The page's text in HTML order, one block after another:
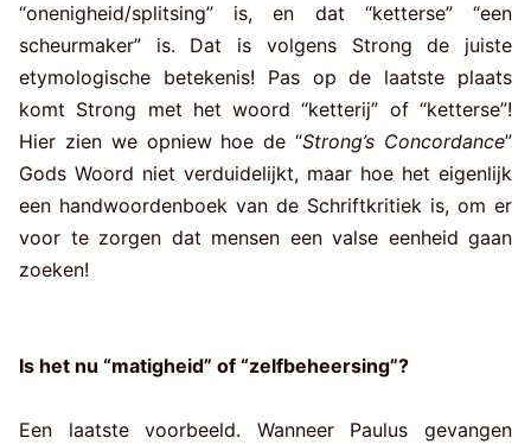
“onenigheid/splitsing” is, en dat “ketterse” “een
scheurmaker” is. Dat is volgens Strong de juiste
etymologische betekenis! Pas op de laatste plaats
komt Strong met het woord “ketterij” of “ketterse”!
Hier zien we opniew hoe de “Strong’s Concordance”
Gods Woord niet verduidelijkt, maar hoe het eigenlijk
een handwoordenboek van de Schriftkritiek is, om er
voor te zorgen dat mensen een valse eenheid gaan
zoeken!
Is het nu “matigheid” of “zelfbeheersing”?
Een laatste voorbeeld. Wanneer Paulus gevangen